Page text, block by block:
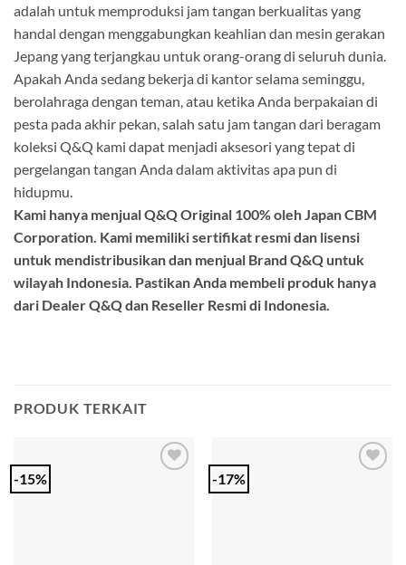
adalah untuk memproduksi jam tangan berkualitas yang
handal dengan menggabungkan keahlian dan mesin gerakan
Jepang yang terjangkau untuk orang-orang di seluruh dunia.
Apakah Anda sedang bekerja di kantor selama seminggu,
berolahraga dengan teman, atau ketika Anda berpakaian di
pesta pada akhir pekan, salah satu jam tangan dari beragam
koleksi Q&Q kami dapat menjadi aksesori yang tepat di
pergelangan tangan Anda dalam aktivitas apa pun di
hidupmu.
Kami hanya menjual Q&Q Original 100% oleh Japan CBM
Corporation. Kami memiliki sertifikat resmi dan lisensi
untuk mendistribusikan dan menjual Brand Q&Q untuk
wilayah Indonesia. Pastikan Anda membeli produk hanya
dari Dealer Q&Q dan Reseller Resmi di Indonesia.
PRODUK TERKAIT
-15% -17%